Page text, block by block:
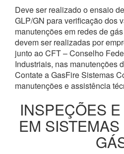
Deve ser realizado o ensaio
GLP/GN para verificação dos
manutenções em redes de
devem ser realizadas por
junto ao CFT – Conselho
Industriais, nas manutenções
Contate a GasFire Sistemas
manutenções e assistência
INSPEÇÕES
EM